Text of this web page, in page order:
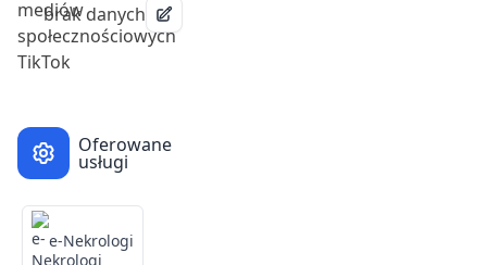
brak danych
Oferowane
usługi
e-Nekrologi